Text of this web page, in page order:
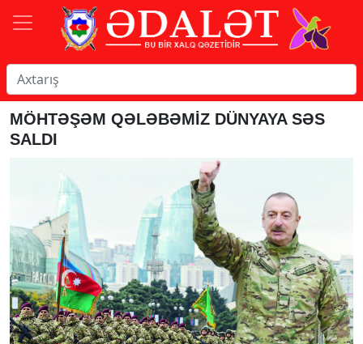
MÖHTƏŞƏM QƏLƏBƏMİZ DÜNYAYA SƏS
SALDI